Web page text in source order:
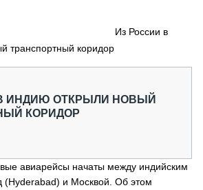
Из России в
транспортный коридор
ИНДИЮ ОТКРЫЛИ НОВЫЙ
КОРИДОР
авиарейсы начаты между индийским
(Hyderabad) и Москвой. Об этом